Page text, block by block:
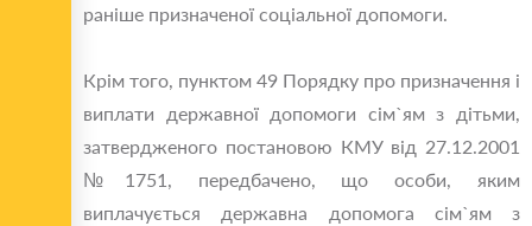
раніше призначеної соціальної допомоги.
Крім того, пунктом 49 Порядку про призначення і
виплати державної допомоги сім`ям з дітьми,
затвердженого постановою КМУ від 27.12.2001
№1751, передбачено, що особи, яким
виплачується державна допомога сім`ям з